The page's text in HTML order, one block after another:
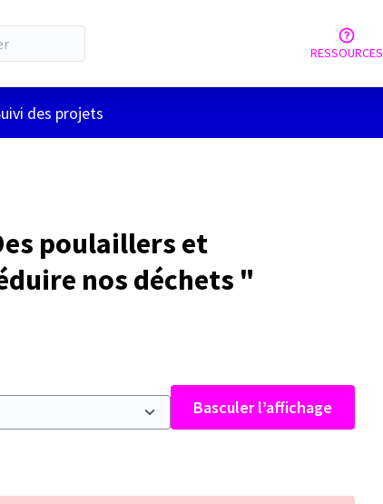
RESSOURCES
utilisateur
des projets
poulaillers et
nos déchets "
Basculer l’affichage